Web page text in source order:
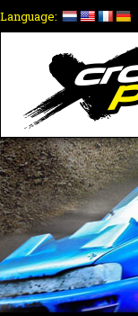
Language: